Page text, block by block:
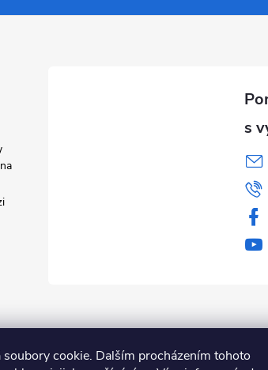
cookie. Dalším procházením tohoto